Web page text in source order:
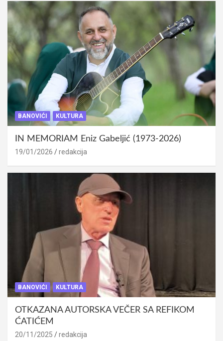
BANOVIĆI KULTURA
IN MEMORIAM Eniz Gabeljić (1973-2026)
19/01/2026 redakcija
BANOVIĆI KULTURA
OTKAZANA AUTORSKA VEČER SA REFIKOM
ĆATIĆEM
20/11/2025 redakcija